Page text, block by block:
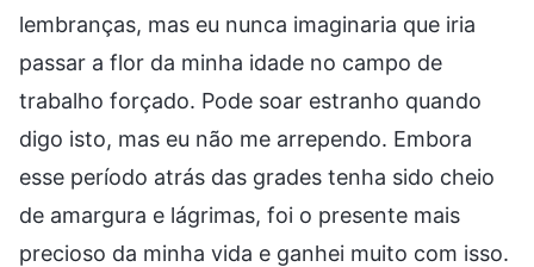
lembranças, mas eu nunca imaginaria que iria
passar a flor da minha idade no campo de
trabalho forçado. Pode soar estranho quando
digo isto, mas eu não me arrependo. Embora
esse período atrás das grades tenha sido cheio
de amargura e lágrimas, foi o presente mais
precioso da minha vida e ganhei muito com isso.